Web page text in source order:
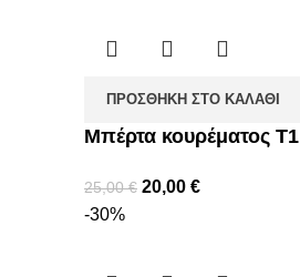
ΠΡΟΣΘΉΚΗ ΣΤΟ ΚΑΛΆΘΙ
Μπέρτα κουρέματος Τ1
25,00€ 20,00 €
-30%